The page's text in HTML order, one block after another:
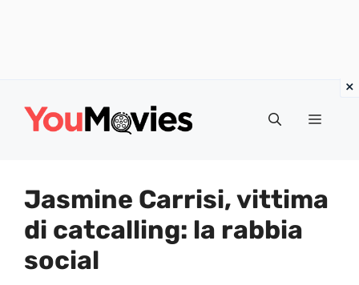
Menu
Jasmine Carrisi, vittima
di catcalling: la rabbia
social